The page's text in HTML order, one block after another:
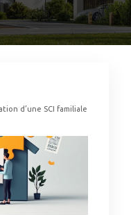
d’une SCI familiale